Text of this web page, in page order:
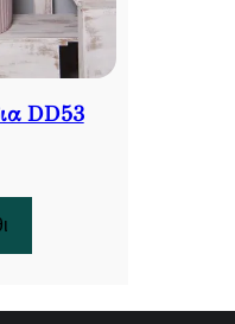
DD53